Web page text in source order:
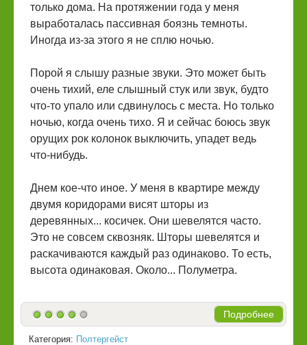
только дома. На протяжении года у меня
выработалась пассивная боязнь темноты.
Иногда из-за этого я не сплю ночью.
Порой я слышу разные звуки. Это может быть
очень тихий, еле слышный стук или звук, будто
что-то упало или сдвинулось с места. Но только
ночью, когда очень тихо. Я и сейчас боюсь звук
орущих рок колонок выключить, упадет ведь
что-нибудь.
Днем кое-что иное. У меня в квартире между
двумя коридорами висят шторы из
деревянных... косичек. Они шевелятся часто.
Это не совсем сквозняк. Шторы шевелятся и
раскачиваются каждый раз одинаково. То есть,
высота одинаковая. Около... Полуметра.
Подробнее
Категория: Полтергейст